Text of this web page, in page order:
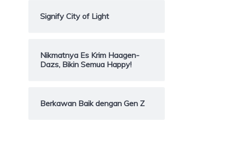
Signify City of Light
Nikmatnya Es Krim Haagen-
Dazs, Bikin Semua Happy!
Berkawan Baik dengan Gen Z